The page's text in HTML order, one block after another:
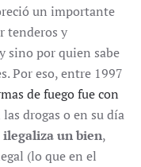
un importante
tenderos y
sino por quien sabe
Por eso, entre 1997
de fuego fue con
drogas o en su día
un bien,
(lo que en el